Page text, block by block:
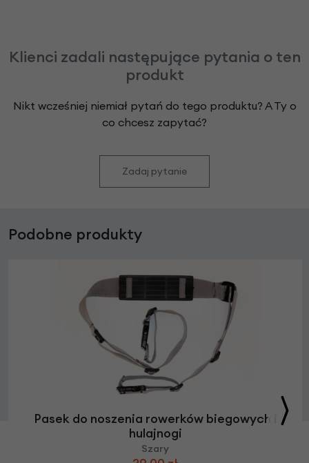
Klienci zadali następujące pytania o ten
produkt
Nikt wcześniej niemiał pytań do tego produktu? A Ty o
co chcesz zapytać?
Zadaj pytanie
Podobne produkty
Pasek do noszenia rowerków biegowych i
hulajnogi
Szary